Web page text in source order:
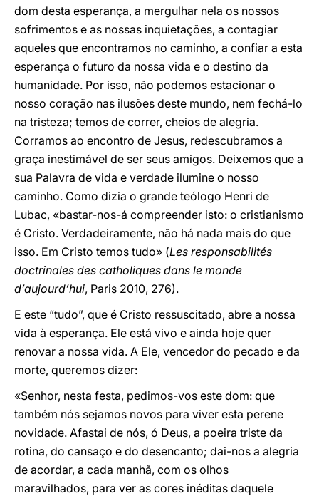
dom desta esperança, a mergulhar nela os nossos
sofrimentos e as nossas inquietações, a contagiar
aqueles que encontramos no caminho, a confiar a esta
esperança o futuro da nossa vida e o destino da
humanidade. Por isso, não podemos estacionar o
nosso coração nas ilusões deste mundo, nem fechá-lo
na tristeza; temos de correr, cheios de alegria.
Corramos ao encontro de Jesus, redescubramos a
graça inestimável de ser seus amigos. Deixemos que a
sua Palavra de vida e verdade ilumine o nosso
caminho. Como dizia o grande teólogo Henri de
Lubac, «bastar-nos-á compreender isto: o cristianismo
é Cristo. Verdadeiramente, não há nada mais do que
isso. Em Cristo temos tudo» (Les responsabilités
doctrinales des catholiques dans le monde
d’aujourd’hui, Paris 2010, 276).
E este “tudo”, que é Cristo ressuscitado, abre a nossa
vida à esperança. Ele está vivo e ainda hoje quer
renovar a nossa vida. A Ele, vencedor do pecado e da
morte, queremos dizer:
«Senhor, nesta festa, pedimos-vos este dom: que
também nós sejamos novos para viver esta perene
novidade. Afastai de nós, ó Deus, a poeira triste da
rotina, do cansaço e do desencanto; dai-nos a alegria
de acordar, a cada manhã, com os olhos
maravilhados, para ver as cores inéditas daquele